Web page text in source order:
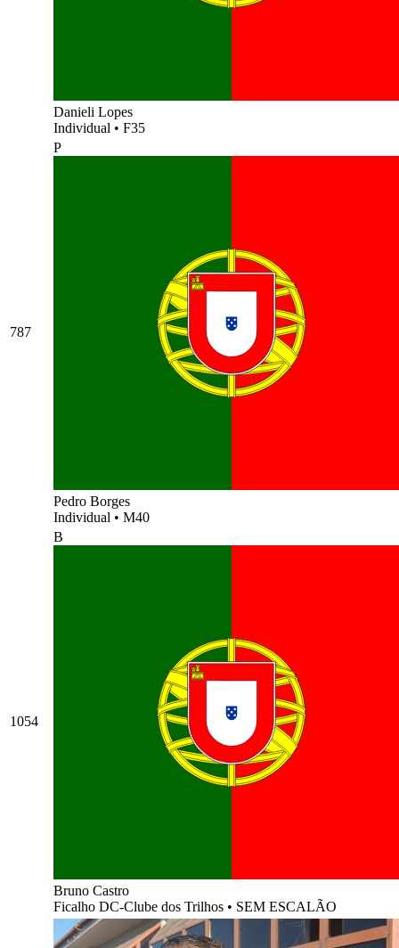
Danieli Lopes
Individual • F35
787
P
Pedro Borges
Individual • M40
1054
B
Bruno Castro
Ficalho DC-Clube dos Trilhos • SEM ESCALÃO